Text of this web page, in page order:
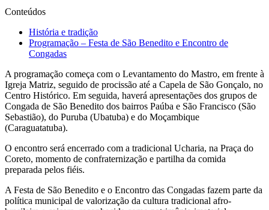
Conteúdos
História e tradição
Programação – Festa de São Benedito e Encontro de
Congadas
A programação começa com o Levantamento do Mastro, em frente à
Igreja Matriz, seguido de procissão até a Capela de São Gonçalo, no
Centro Histórico. Em seguida, haverá apresentações dos grupos de
Congada de São Benedito dos bairros Paúba e São Francisco (São
Sebastião), do Puruba (Ubatuba) e do Moçambique
(Caraguatatuba).
O encontro será encerrado com a tradicional Ucharia, na Praça do
Coreto, momento de confraternização e partilha da comida
preparada pelos fiéis.
A Festa de São Benedito e o Encontro das Congadas fazem parte da
política municipal de valorização da cultura tradicional afro-